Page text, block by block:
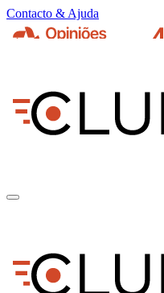
Contacto & Ajuda